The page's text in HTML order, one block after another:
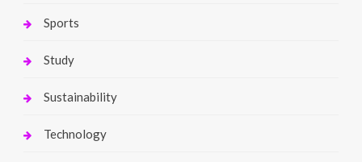
Sports
Study
Sustainability
Technology